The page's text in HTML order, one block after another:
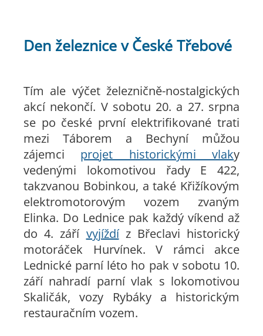
Den železnice v České Třebové
Tím ale výčet železničně-nostalgických
akcí nekončí. V sobotu 20. a 27. srpna
se po české první elektrifikované trati
mezi Táborem a Bechyní můžou
zájemci projet historickými vlaky
vedenými lokomotivou řady E 422,
takzvanou Bobinkou, a také Křižíkovým
elektromotorovým vozem zvaným
Elinka. Do Lednice pak každý víkend až
do 4. září vyjíždíz Břeclavi historický
motoráček Hurvínek. V rámci akce
Lednické parní léto ho pak v sobotu 10.
září nahradí parní vlak s lokomotivou
Skaličák, vozy Rybáky a historickým
restauračním vozem.